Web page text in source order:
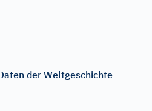
der Weltgeschichte